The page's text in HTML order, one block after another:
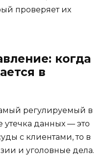
проверяет их
когда
в
регулируемый в
данных — это
с клиентами, то в
и уголовные дела.